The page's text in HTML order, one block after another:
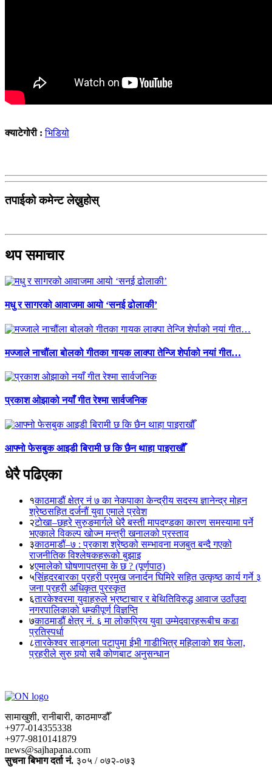
क्याटेगोरी :भिडियो
तपाईको कमेन्ट लेख्नुहोस्
थप समाचार
मधु र सागरको आवाजमा आयो ‘सनई ढोलाकी’
मज्जाले नाचौंला बोलको गीतका गायक लाक्पा तेन्जि शेर्पाको नयां गीत…
प्रकाश ओझाको नयाँ गीत रेश्मा सार्वजनिक
आफ्नो फेसबुक आइडी बिरामी छ कि छैन थाहा पाइराखौँ
धेरै पढिएका
१काठमाडौं क्षेत्र नं ७ का नेकपाका केन्द्रीय सदस्य ज्ञानेन्द्र मोहन
श्रेष्ठसहित दर्जनौं युवा एमाले प्रवेश
२टोखा–छहरे सुरुङमार्गले धेरै बस्ती मापदण्डका कारण समस्यामा पर्ने
भएकाले विकल्प खोज्न मन्त्री खनालको प्रस्ताव
३काठमाडौं–७ : प्रकाश श्रेष्ठको सम्भावना मजबुत बन्दै गएको
राजनीतिक विश्लेषकहरूको बुझाइ
४एमालेको घोषणापत्रमा के छ ? (पूर्णपाठ)
५सिंहदरबारका प्रहरी प्रमुख जनार्दन घिमिरे सहित उत्कृष्ठ कार्य गर्ने ३
जना प्रहरी अधिकृत पुरस्कृत
६तारकेश्वरमा युवाहरुले भ्रष्टाचार र बेथितिविरुद्ध आवाज उठाँउदा
नगरपालिकाको धम्कीपूर्ण विज्ञप्ति
७काठमाडौं क्षेत्र नं. ६ मा लोकप्रिय युवा उम्मेदवारहरूबीच कडा
प्रतिस्पर्धा
८तारकेश्वर साङ्गला पटापुमा ईभी गाडीभित्र महिलाको शव फेला,
प्रहरीले सुरु गर्‍यो सबै कोणबाट अनुसन्धान
सामाखुशी, रानीबारी, काठमाण्डौँ
+977-014355338
+977-9810141879
news@sajhapana.com
सुचना बिभाग दर्ता नं. ३०५ / ०७२-०७३